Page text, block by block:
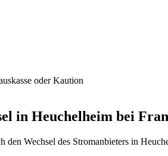
oder Kaution
in Heuchelheim bei
Wechsel des Stromanbieters in